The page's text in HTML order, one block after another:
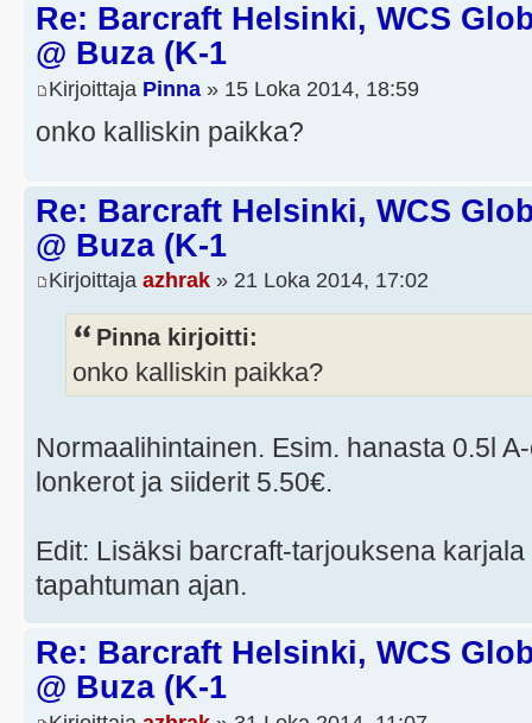
Re: Barcraft Helsinki, WCS
@ Buza (K-1
Kirjoittaja Pinna » 15 Loka 2014, 18:59
onko kalliskin paikka?
Re: Barcraft Helsinki, WCS
@ Buza (K-1
Kirjoittaja azhrak » 21 Loka 2014, 17:02
Pinna kirjoitti:
onko kalliskin paikka?
Normaalihintainen. Esim. hanasta 0.5l
lonkerot ja siiderit 5.50€.
Edit: Lisäksi barcraft-tarjouksena
tapahtuman ajan.
Re: Barcraft Helsinki, WCS
@ Buza (K-1